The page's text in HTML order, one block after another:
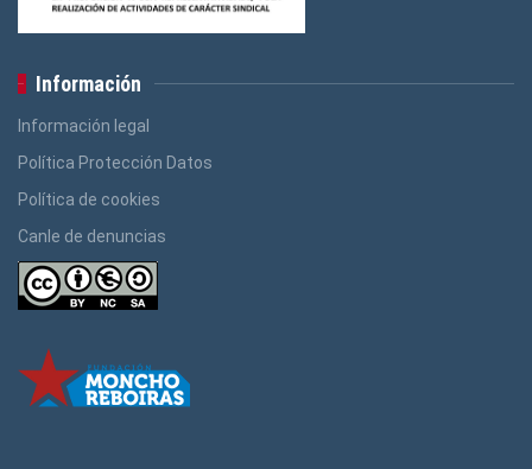
Información
Información legal
Política Protección Datos
Política de cookies
Canle de denuncias